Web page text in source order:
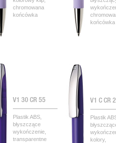
chromowana
końcówka
końcówka
V1 30 CR 55
Plastik ABS,
błyszczące
wykończenie,
transparentne
V1 C CR
Plastik
kolory,